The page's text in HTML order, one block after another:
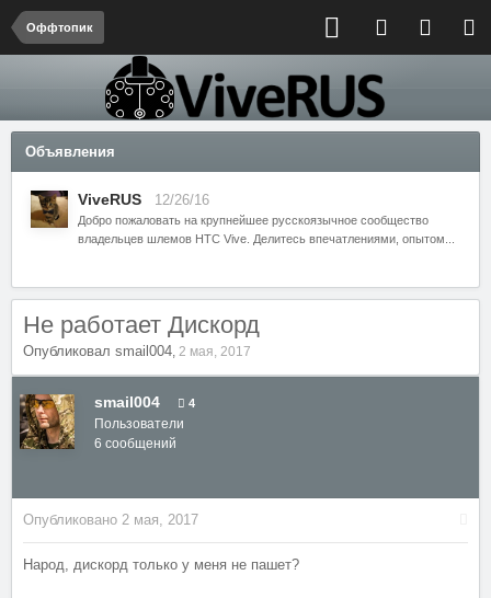
Оффтопик
Объявления
ViveRUS 12/26/16
Добро пожаловать на крупнейшее русскоязычное сообщество
владельцев шлемов HTC Vive. Делитесь впечатлениями, опытом...
Не работает Дискорд
Опубликовал smail004, 2 мая, 2017
smail004 4
Пользователи
6 сообщений
Опубликовано 2 мая, 2017
Народ, дискорд только у меня не пашет?